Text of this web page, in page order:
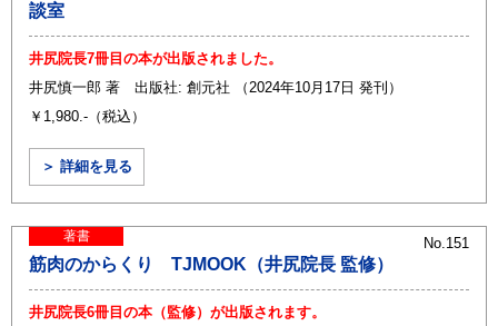
談室
井尻院長7冊目の本が出版されました。
井尻慎一郎 著 出版社: 創元社 （2024年10月17日 発刊）
￥1,980.-（税込）
＞ 詳細を見る
著書 No.151
筋肉のからくり TJMOOK（井尻院長 監修）
井尻院長6冊目の本（監修）が出版されます。